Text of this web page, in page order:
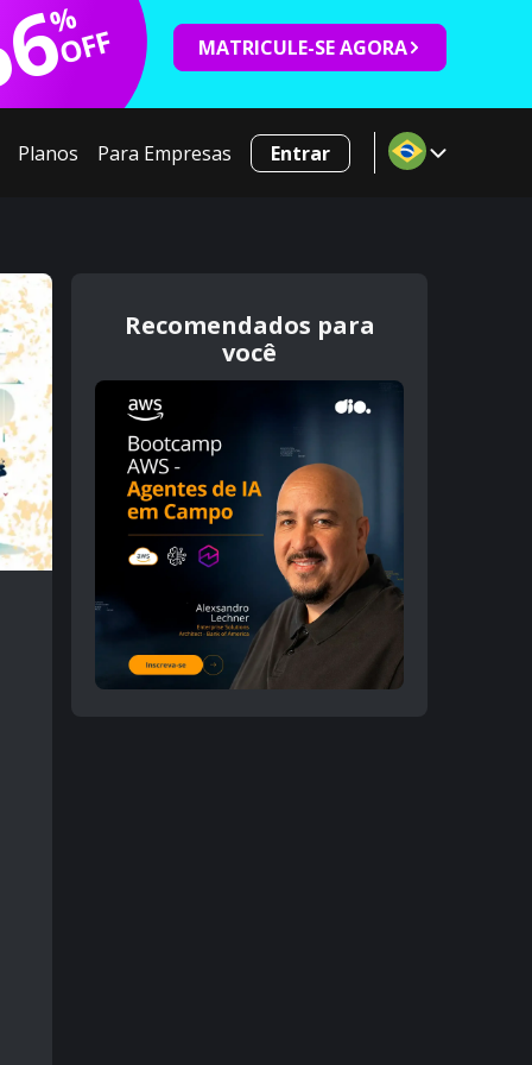
%
OFF MATRICULE-SE AGORA
Planos Para Empresas Entrar
Recomendados para
você